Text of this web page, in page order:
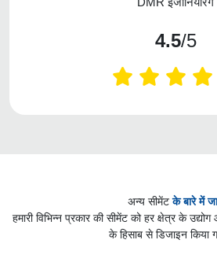
4.5/5
अन्य सीमेंटके बारे में
हमारी विभिन्न प्रकार की सीमेंट को हर क्षेत्र के
के हिसाब से डिजाइन किया